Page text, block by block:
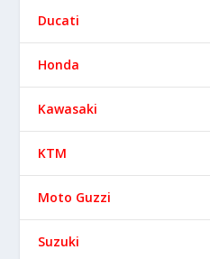
Ducati
Honda
Kawasaki
KTM
Moto Guzzi
Suzuki